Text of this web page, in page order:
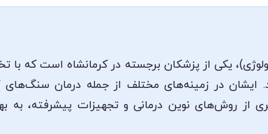
یکی از پزشکان برجسته در کرمانشاه است که
ایشان در زمینه‌های مختلف از جمله درمان
از روش‌های نوین درمانی و تجهیزات پیشرفته،